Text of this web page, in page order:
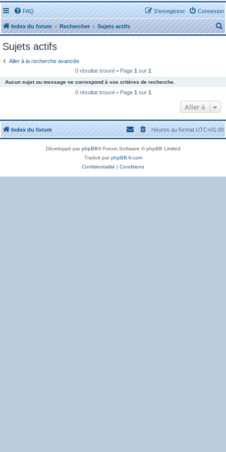
FAQ Connexion
S’enregistrer
Index du forum Rechercher Sujets actifs
e
e
r
Sujets actifs
Aller à la recherche avancée
0 résultat trouvé • Page 1 sur 1
Aucun sujet ou message ne correspond à vos critères de recherche.
0 résultat trouvé • Page 1 sur 1
Aller à
Index du forum Heures au formatUTC+01:00
Développé parphpBB® Forum Software © phpBB Limited
Traduit parphpBB-fr.com
Confidentialité | Conditions